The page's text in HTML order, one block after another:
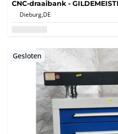
CNC-draaibank -
Dieburg,DE
Gesloten